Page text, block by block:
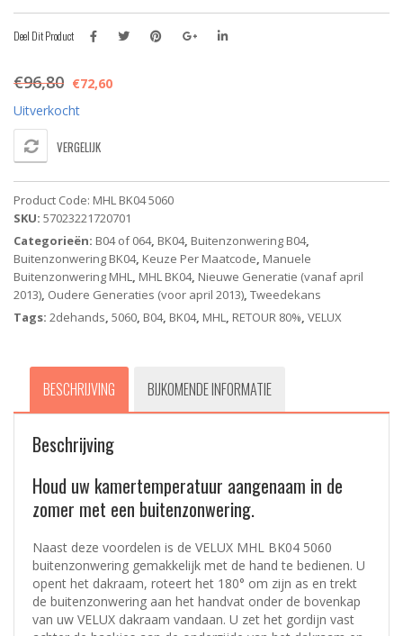
Deel Dit Product
€96,80 €72,60
Uitverkocht
VERGELIJK
Product Code: MHL BK04 5060
SKU: 57023221720701
Categorieën: B04 of 064, BK04, Buitenzonwering B04,
Buitenzonwering BK04, Keuze Per Maatcode, Manuele
Buitenzonwering MHL, MHL BK04, Nieuwe Generatie (vanaf april
2013), Oudere Generaties (voor april 2013), Tweedekans
Tags: 2dehands, 5060, B04, BK04, MHL, RETOUR 80%, VELUX
BESCHRIJVING BIJKOMENDE INFORMATIE
Beschrijving
Houd uw kamertemperatuur aangenaam in de
zomer met een buitenzonwering.
Naast deze voordelen is de VELUX MHL BK04 5060
buitenzonwering gemakkelijk met de hand te bedienen. U
opent het dakraam, roteert het 180° om zijn as en trekt
de buitenzonwering aan het handvat onder de bovenkap
van uw VELUX dakraam vandaan. U zet het gordijn vast